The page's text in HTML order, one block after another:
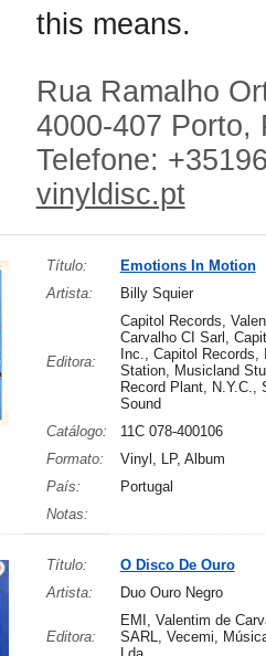
this means.
Rua Ramalho
4000-407 Porto,
Telefone:
vinyldisc.pt
Título:
Emotions In Motion
Artista:
Billy Squier
Editora:
Capitol Records,
Carvalho CI Sarl,
Inc., Capitol Records,
Station, Musicland
Record Plant, N.Y.C.,
Sound
Catálogo:
11C 078-400106
Formato:
Vinyl, LP, Album
País:
Portugal
Notas:
Título:
O Disco De Ouro
Artista:
Duo Ouro Negro
Editora:
EMI, Valentim de
SARL, Vecemi,